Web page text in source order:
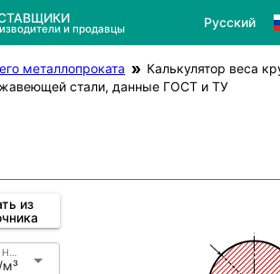
и продавцы Русский
металлопроката
Калькулятор веса
стали, данные ГОСТ и ТУ
из
м³
Плотность Нержавеющая сталь